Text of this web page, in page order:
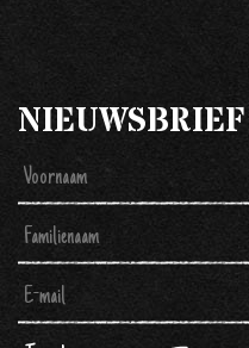
NIEUWSBRIEF